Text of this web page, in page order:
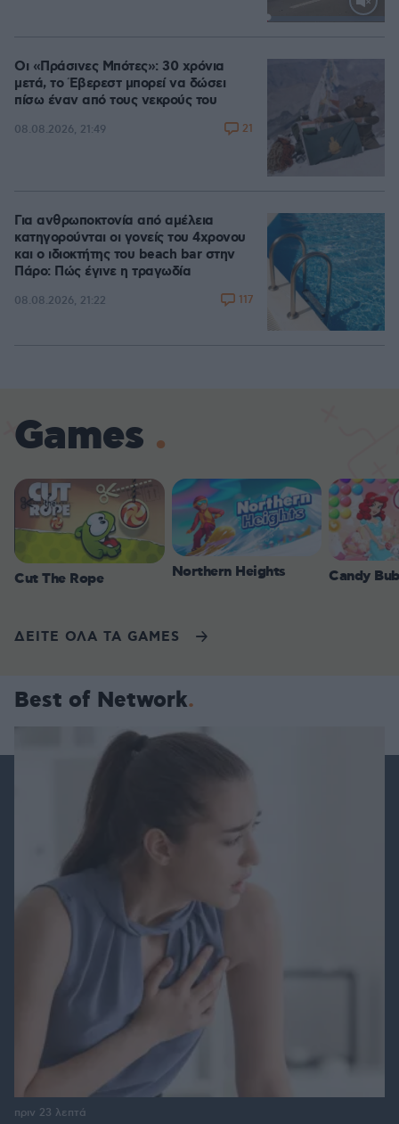
Οι «Πράσινες Μπότες»: 30 χρόνια
μετά, το Έβερεστ μπορεί να δώσει
πίσω έναν από τους νεκρούς του
08.08.2026, 21:49 21
Για ανθρωποκτονία από αμέλεια
κατηγορούνται οι γονείς του 4χρονου
και ο ιδιοκτήτης του beach bar στην
Πάρο: Πώς έγινε η τραγωδία
08.08.2026, 21:22 117
Games
Cut The Rope Northern Heights Candy
ΔΕΙΤΕ ΟΛΑ ΤΑ GAMES
Best of Network
πριν 23 λεπτά